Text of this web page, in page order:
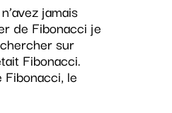
jamais
de Fibonacci je
sur
Fibonacci.
le